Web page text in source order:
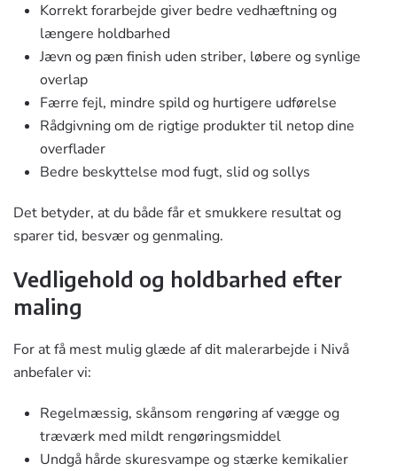
Korrekt forarbejde giver bedre vedhæftning og
længere holdbarhed
Jævn og pæn finish uden striber, løbere og synlige
overlap
Færre fejl, mindre spild og hurtigere udførelse
Rådgivning om de rigtige produkter til netop dine
overflader
Bedre beskyttelse mod fugt, slid og sollys
Det betyder, at du både får et smukkere resultat og
sparer tid, besvær og genmaling.
Vedligehold og holdbarhed efter
maling
For at få mest mulig glæde af dit malerarbejde i Nivå
anbefaler vi:
Regelmæssig, skånsom rengøring af vægge og
træværk med mildt rengøringsmiddel
Undgå hårde skuresvampe og stærke kemikalier